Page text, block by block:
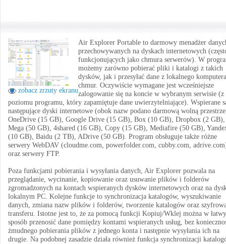
zobacz zrzuty ekranu
Air Explorer Portable to darmowy menadżer
przechowywanych na dyskach internetowych
funkcjonujących jako chmura serwerów). W
możemy zarówno pobierać pliki i katalogi z takich
dysków, jak i przesyłać dane z lokalnego
chmur. Oczywiście wymagane jest wcześniejsze
zalogowanie się na koncie w wybranym serwisie (z
poziomu programu, który zapamiętuje dane uwierzytelniające). Wspierane
następujące dyski internetowe (obok nazw podano darmową wolną
OneDrive (15 GB), Google Drive (15 GB), Box (10 GB), Dropbox (2 GB),
Mega (50 GB), 4shared (16 GB), Copy (15 GB), Mediafire (50 GB),
(10 GB), Baidu (2 TB), ADrive (50 GB). Program obsługuje także różne
serwery WebDAV (cloudme.com, powerfolder.com, cubby.com,
oraz serwery FTP.
Poza funkcjami pobierania i wysyłania danych, Air Explorer pozwala na
przeglądanie, wycinanie, kopiowanie oraz usuwanie plików i folderów
zgromadzonych na kontach wspieranych dysków internetowych oraz na
lokalnym PC. Kolejne funkcje to synchronizacja katalogów, wyszukiwanie
danych, zmiana nazw plików i folderów, tworzenie katalogów oraz
transferu. Istotne jest to, że za pomocą funkcji Kopiuj/Wklej można w łatwy
sposób przenosić dane pomiędzy kontami wspieranych usług, bez
żmudnego pobierania plików z jednego konta i następnie wysyłania ich na
drugie. Na podobnej zasadzie działa również funkcja synchronizacji